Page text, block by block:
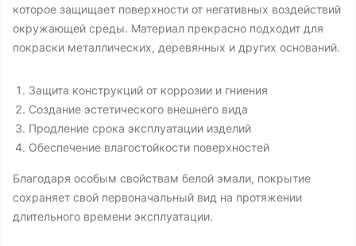
которое защищает поверхности от негативных воздействий
окружающей среды. Материал прекрасно подходит для
покраски металлических, деревянных и других оснований.
Защита конструкций от коррозии и гниения
Создание эстетического внешнего вида
Продление срока эксплуатации изделий
Обеспечение влагостойкости поверхностей
Благодаря особым свойствам белой эмали, покрытие
сохраняет свой первоначальный вид на протяжении
длительного времени эксплуатации.